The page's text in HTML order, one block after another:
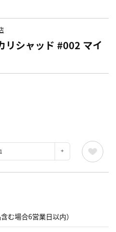
リシャッド #002 マイ
む場合6営業日以内）